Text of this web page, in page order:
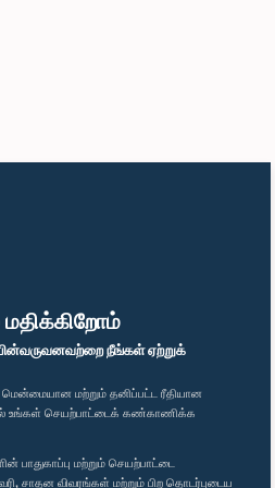
நீங்கள் ஏற்றுக்
மென்மையான மற்றும் தனிப்பட்ட ரீதியான
உங்கள் செயற்பாட்டைக் கண்காணிக்க
பாதுகாப்பு மற்றும் செயற்பாட்டை
சாதன விவரங்கள் மற்றும் பிற தொடர்புடைய